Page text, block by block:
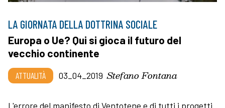
LA GIORNATA DELLA DOTTRINA SOCIALE
Europa o Ue? Qui si gioca il futuro del
vecchio continente
ATTUALITÀ 03_04_2019 Stefano Fontana
L'errore del manifesto di Ventotene e di tutti i progetti